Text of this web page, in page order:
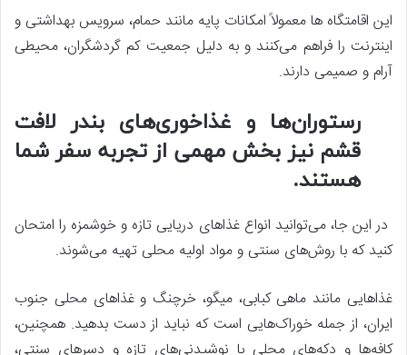
این اقامتگاه‌ ها معمولاً امکانات پایه مانند حمام، سرویس بهداشتی و
اینترنت را فراهم می‌کنند و به دلیل جمعیت کم گردشگران، محیطی
آرام و صمیمی دارند.
رستوران‌ها و غذاخوری‌های بندر لافت
قشم نیز بخش مهمی از تجربه سفر شما
هستند.
در این جا، می‌توانید انواع غذاهای دریایی تازه و خوشمزه را امتحان
کنید که با روش‌های سنتی و مواد اولیه محلی تهیه می‌شوند.
غذاهایی مانند ماهی کبابی، میگو، خرچنگ و غذاهای محلی جنوب
ایران، از جمله خوراک‌هایی است که نباید از دست بدهید. همچنین،